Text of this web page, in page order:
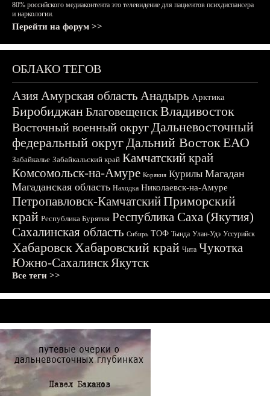
80% российского медиаконтента это телевидение для пациентов психдиспансера
и наркологии.
Перейти на форум >>
ОБЛАКО ТЕГОВ
АзияАмурская область Анадырь Арктика
БиробиджанБлаговещенскВладивосток
Восточный военный округДальневосточный
федеральный округДальний ВостокЕАО
Забайкалье Забайкальский край Камчатский край
Комсомольск-на-Амуре Корякия Курилы Магадан
Магаданская область Находка Николаевск-на-Амуре
Петропавловск-КамчатскийПриморский
край Республика Бурятия Республика Саха (Якутия)
Сахалинская область Сибирь ТОФ Тында Улан-Удэ Уссурийск
ХабаровскХабаровский край Чита Чукотка
Южно-СахалинскЯкутск
Все теги >>